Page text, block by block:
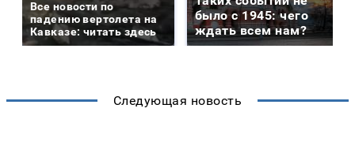
Все новости по
падению вертолета на
Кавказе: читать здесь
было с 1945: чего
ждать всем нам?
Следующая новость